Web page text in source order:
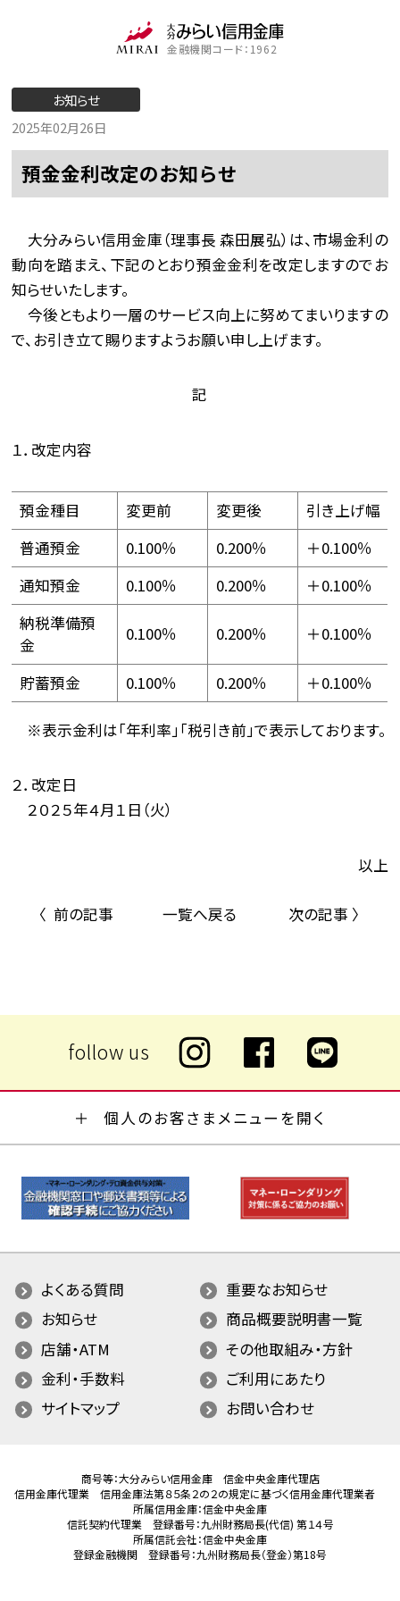
金融機関コード：1962
お知らせ
2025年02月26日
預金金利改定のお知らせ
大分みらい信用金庫（理事長 森田展弘）は、市場金利の
動向を踏まえ、下記のとおり預金金利を改定しますのでお
知らせいたします。
今後ともより一層のサービス向上に努めてまいりますの
で、お引き立て賜りますようお願い申し上げます。
記
１．改定内容
預金種目 変更前 変更後
引き上げ幅
普通預金
0.100％ 0.200％
＋0.100％
通知預金
0.100％ 0.200％
＋0.100％
納税準備預
金
0.100％ 0.200％ ＋0.100％
貯蓄預金 0.100％ 0.200％ ＋0.100％
※表示金利は「年利率」「税引き前」で表示しております。
２．改定日
２０２５年４月１日（火）
以上
〈 前の記事 一覧へ戻る 次の記事 〉
個人のお客さまメニューを開く
よくある質問
重要なお知らせ
お知らせ
商品概要説明書一覧
店舗・ATM
その他取組み・方針
金利・手数料
ご利用にあたり
サイトマップ
お問い合わせ
商号等：大分みらい信用金庫 信金中央金庫代理店
信用金庫代理業 信用金庫法第８５条２の２の規定に基づく信用金庫代理業者
所属信用金庫：信金中央金庫
信託契約代理業 登録番号：九州財務局長(代信) 第１４号
所属信託会社：信金中央金庫
登録金融機関 登録番号：九州財務局長（登金）第18号